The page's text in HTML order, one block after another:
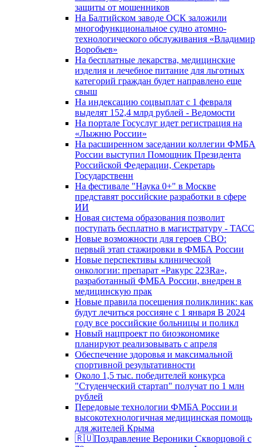
защиты от мошенников
На Балтийском заводе ОСК заложили
многофункциональное судно атомно-
технологического обслуживания «Владимир
Воробьев»
На бесплатные лекарства, медицинские
изделия и лечебное питание для льготных
категорий граждан будет направлено еще
свыш
На индексацию соцвыплат с 1 февраля
выделят 152,4 млрд рублей - Ведомости
На портале Госуслуг идет регистрация на
«Лыжню России»
На расширенном заседании коллегии ФМБА
России выступил Помощник Президента
Российской Федерации, Секретарь
Государственн
На фестивале "Наука 0+" в Москве
представят российские разработки в сфере
ИИ
Новая система образования позволит
поступать бесплатно в магистратуру - ТАСС
Новые возможности для героев СВО:
первый этап стажировки в ФМБА России
Новые перспективы клинической
онкологии: препарат «Ракурс 223Ra»,
разработанный ФМБА России, внедрен в
медицинскую прак
Новые правила посещения поликлиник: как
будут лечиться россияне с 1 января В 2024
году все российские больницы и поликл
Новый нацпроект по биоэкономике
планируют реализовывать с апреля
Обеспечение здоровья и максимальной
спортивной результативности
Около 1,5 тыс. победителей конкурса
"Студенческий стартап" получат по 1 млн
рублей
Передовые технологии ФМБА России и
высокотехнологичная медицинская помощь
для жителей Крыма
🇷🇺Поздравление Вероники Скворцовой с